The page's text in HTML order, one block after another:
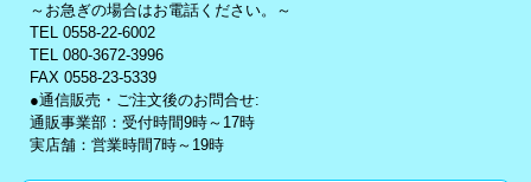
～お急ぎの場合はお電話ください。～
TEL 0558-22-6002
TEL 080-3672-3996
FAX 0558-23-5339
●通信販売・ご注文後のお問合せ:
通販事業部：受付時間9時～17時
実店舗：営業時間7時～19時